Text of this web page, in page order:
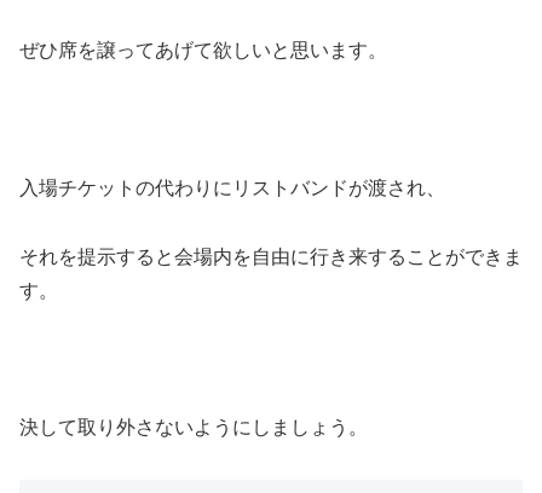
ぜひ席を譲ってあげて欲しいと思います。
入場チケットの代わりにリストバンドが渡され、
それを提示すると会場内を自由に行き来することができま
す。
決して取り外さないようにしましょう。